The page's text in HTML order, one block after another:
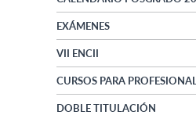
EXÁMENES
VII ENCII
CURSOS PARA
DOBLE TITULACIÓN